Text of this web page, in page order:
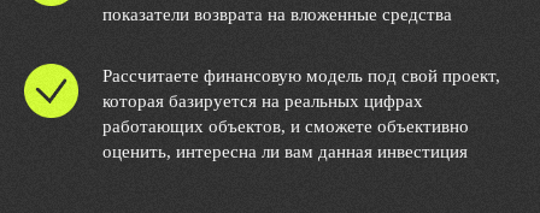
показатели возврата на вложенные средства
Рассчитаете финансовую модель под свой проект,
которая базируется на реальных цифрах
работающих объектов, и сможете объективно
оценить, интересна ли вам данная инвестиция